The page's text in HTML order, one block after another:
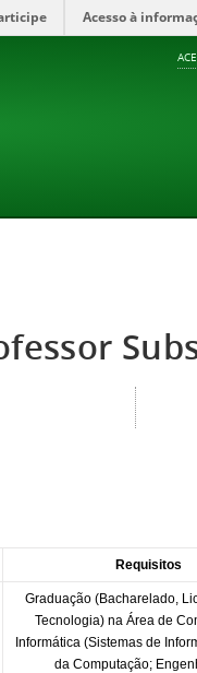
Acesso à
Requisitos
Graduação (Bacharelado,
Tecnologia) na Área de
Informática (Sistemas de
da Computação;